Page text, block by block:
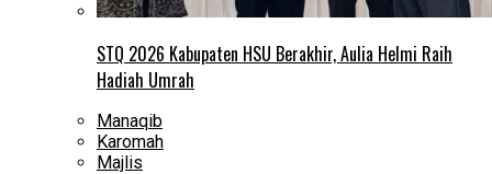
STQ 2026 Kabupaten HSU Berakhir, Aulia Helmi Raih
Hadiah Umrah
Manaqib
Karomah
Majlis